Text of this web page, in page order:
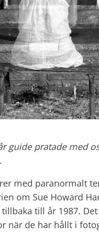
guide pratade med
med paranormalt
om Sue Howard
till år 1987.
när de har hållt i